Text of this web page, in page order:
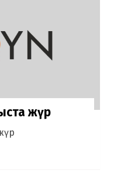
жүр